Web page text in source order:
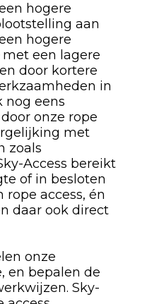
hogere
aan
hogere
een lagere
door kortere
in
nog eens
onze rope
met
zoals
Access bereikt
of in besloten
access, én
daar ook direct
onze
en bepalen de
Sky-